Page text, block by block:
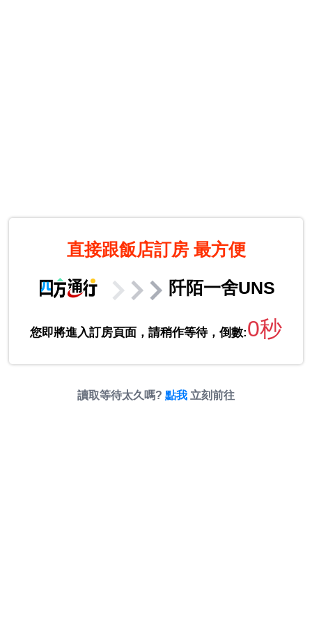
直接跟飯店訂房 最方便
阡陌一舍UNS
您即將進入訂房頁面，請稍作等待，倒數:0秒
讀取等待太久嗎? 點我 立刻前往